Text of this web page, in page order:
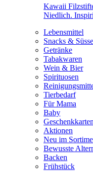
Kawaii
Niedlich.
Lebensmittel
Snacks &
Getränke
Tabakwaren
Wein & Bier
Spirituosen
Tierbedarf
Für Mama
Baby
Aktionen
Neu im
Bewusste
Backen
Frühstück